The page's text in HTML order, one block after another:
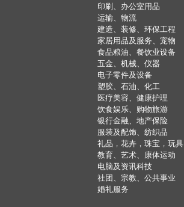
印刷、办公室用品
运输、物流
建造、装修、环保工程
家居用品及服务、宠物
食品粮油、餐饮业设备
五金、机械、仪器
电子零件及设备
塑胶、石油、化工
医疗美容、健康护理
饮食娱乐、购物旅游
银行金融、地产保险
服装及配饰、纺织品
礼品，花卉，珠宝，玩具
教育、艺术、康体运动
电脑及资讯科技
社团、宗教、公共事业
婚礼服务